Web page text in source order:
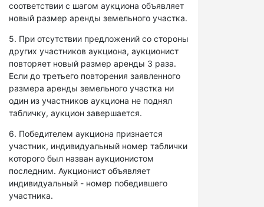
соответствии с шагом аукциона объявляет
новый размер аренды земельного участка.
5. При отсутствии предложений со стороны
других участников аукциона, аукционист
повторяет новый размер аренды 3 раза.
Если до третьего повторения заявленного
размера аренды земельного участка ни
один из участников аукциона не поднял
табличку, аукцион завершается.
6. Победителем аукциона признается
участник, индивидуальный номер таблички
которого был назван аукционистом
последним. Аукционист объявляет
индивидуальный - номер победившего
участника.